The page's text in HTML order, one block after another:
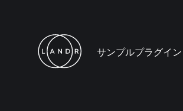
サンプルプラグイン